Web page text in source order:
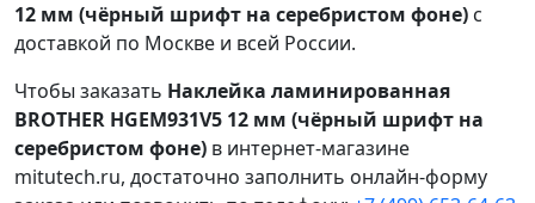
12 мм (чёрный шрифт на серебристом фоне) с
доставкой по Москве и всей России.
Чтобы заказать Наклейка ламинированная
BROTHER HGEM931V5 12 мм (чёрный шрифт на
серебристом фоне) в интернет-магазине
mitutech.ru, достаточно заполнить онлайн-форму